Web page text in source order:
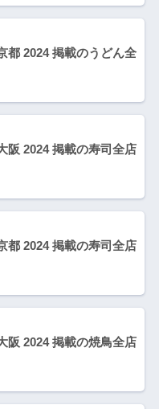
都 2024 掲載のうどん全
阪 2024 掲載の寿司全店
都 2024 掲載の寿司全店
阪 2024 掲載の焼鳥全店